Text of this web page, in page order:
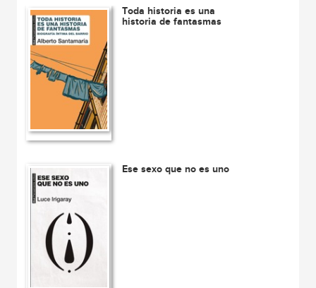
Toda historia es una
historia de fantasmas
Ese sexo que no es uno